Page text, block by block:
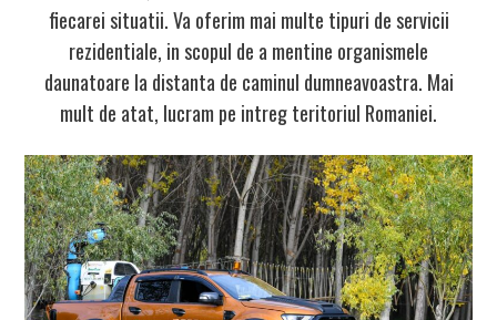
fiecarei situatii. Va oferim mai multe tipuri de servicii
rezidentiale, in scopul de a mentine organismele
daunatoare la distanta de caminul dumneavoastra. Mai
mult de atat, lucram pe intreg teritoriul Romaniei.